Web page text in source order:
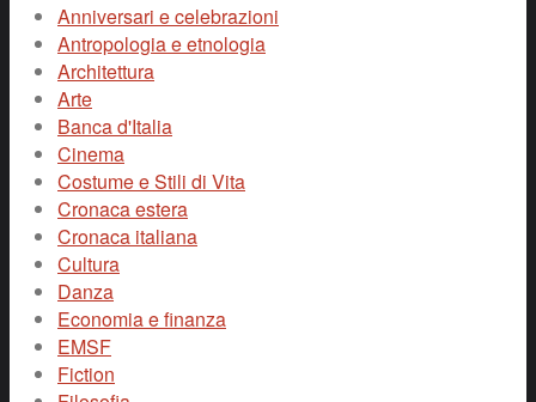
Anniversari e celebrazioni
Antropologia e etnologia
Architettura
Arte
Banca d'Italia
Cinema
Costume e Stili di Vita
Cronaca estera
Cronaca italiana
Cultura
Danza
Economia e finanza
EMSF
Fiction